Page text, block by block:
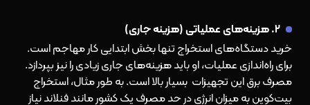
۲. هزینه‌های عملیاتی (هزینه جاری)
خرید دستگاه‌های استخراج تنها بخش ابتدایی کار مهاجم است.
برای راه‌اندازی عملیات، او باید هزینه‌های جاری زیادی را نیز بپردازد.
مصرف برق این تجهیزات بسیار بالا است. به طور مثال،استخراج
بیت‌کوینبه میزان انرژی در حد مصرف یک کشور مانند فنلاند نیاز